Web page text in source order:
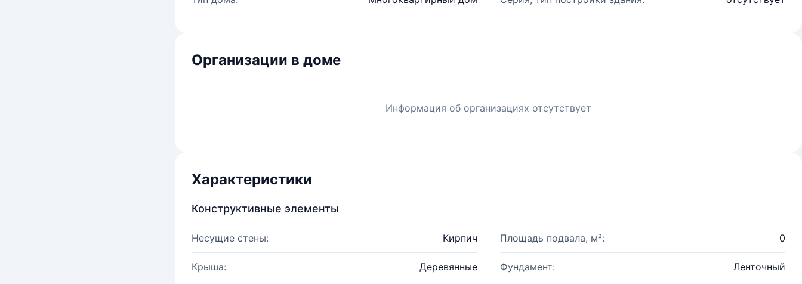
Организации в доме
Информация об организациях отсутствует
Характеристики
Конструктивные элементы
Несущие стены: Кирпич Площадь подвала, м²: 0
Крыша: Деревянные Фундамент: Ленточный